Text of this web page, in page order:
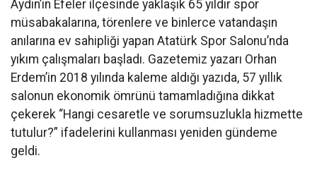
Aydın’ın Efeler ilçesinde yaklaşık 65 yıldır spor
müsabakalarına, törenlere ve binlerce vatandaşın
anılarına ev sahipliği yapan Atatürk Spor Salonu’nda
yıkım çalışmaları başladı. Gazetemiz yazarı Orhan
Erdem’in 2018 yılında kaleme aldığı yazıda, 57 yıllık
salonun ekonomik ömrünü tamamladığına dikkat
çekerek “Hangi cesaretle ve sorumsuzlukla hizmette
tutulur?” ifadelerini kullanması yeniden gündeme
geldi.